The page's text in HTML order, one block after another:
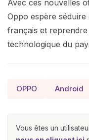
Avec ces nouvelles
Oppo espère
français et reprendre
technologique du
OPPO Android
Vous êtes un